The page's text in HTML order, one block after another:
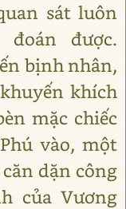
sát luôn
được.
bịnh nhân,
khích
mặc chiếc
vào, một
dặn công
của Vương